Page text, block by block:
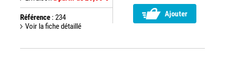
Référence : 234
Voir la fiche détaillé
Ajouter